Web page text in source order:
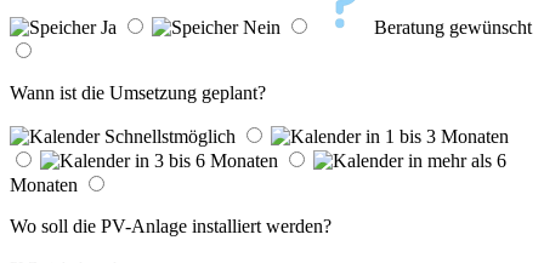
Ja Nein Beratung gewünscht
Wann ist die Umsetzung geplant?
Schnellstmöglich
in 1 bis 3 Monaten
in 3 bis 6 Monaten
in mehr als 6
Monaten
Wo soll die PV-Anlage installiert werden?